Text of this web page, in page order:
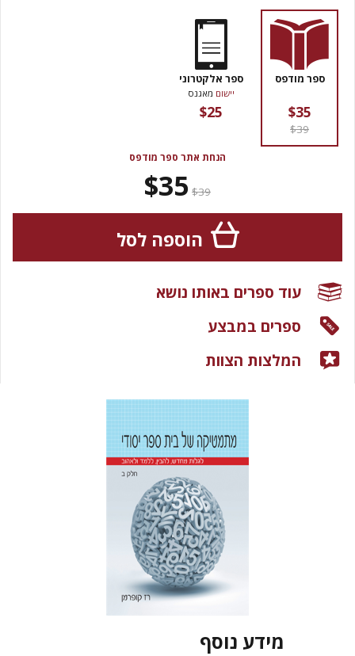
מידע נוסף
ספר מודפס
$35
$39
ספר אלקטרוני
יישום מאגנס
$25
הנחת אתר ספר מודפס
$39
$35
הוספה לסל
עוד ספרים באותו נושא
ספרים במבצע
המלצות הצוות